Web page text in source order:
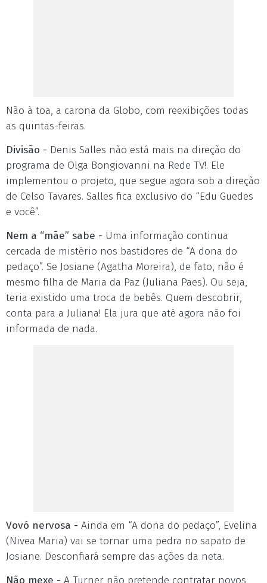
Não à toa, a carona da Globo, com reexibições todas
as quintas-feiras.
Divisão - Denis Salles não está mais na direção do
programa de Olga Bongiovanni na Rede TV!. Ele
implementou o projeto, que segue agora sob a direção
de Celso Tavares. Salles fica exclusivo do “Edu Guedes
e você”.
Nem a “mãe” sabe - Uma informação continua
cercada de mistério nos bastidores de “A dona do
pedaço”. Se Josiane (Agatha Moreira), de fato, não é
mesmo filha de Maria da Paz (Juliana Paes). Ou seja,
teria existido uma troca de bebês. Quem descobrir,
conta para a Juliana! Ela jura que até agora não foi
informada de nada.
Vovó nervosa - Ainda em “A dona do pedaço”, Evelina
(Nivea Maria) vai se tornar uma pedra no sapato de
Josiane. Desconfiará sempre das ações da neta.
Não mexe - A Turner não pretende contratar novos